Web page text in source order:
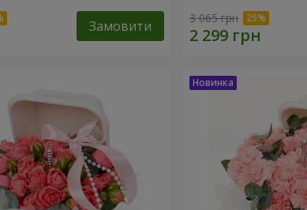
Замовити 3 065 грн